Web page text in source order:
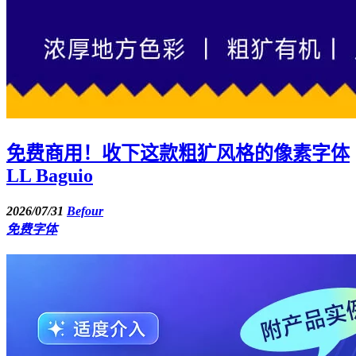
免费商用！收下这款粗犷风格的像素字体
LL Baguio
2026/07/31 Befour
免费字体